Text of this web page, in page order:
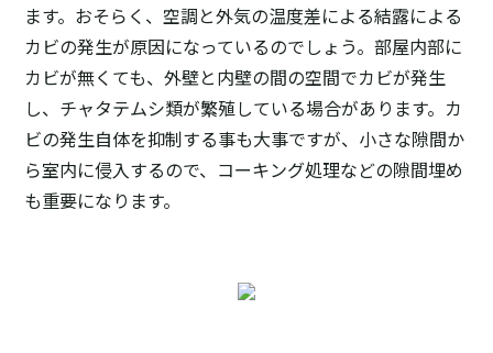
ます。おそらく、空調と外気の温度差による結露による
カビの発生が原因になっているのでしょう。部屋内部に
カビが無くても、外壁と内壁の間の空間でカビが発生
し、チャタテムシ類が繁殖している場合があります。カ
ビの発生自体を抑制する事も大事ですが、小さな隙間か
ら室内に侵入するので、コーキング処理などの隙間埋め
も重要になります。